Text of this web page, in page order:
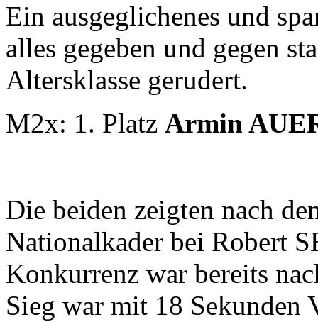
Ein ausgeglichenes und
alles gegeben und gegen
Altersklasse gerudert.
M2x: 1. Platz Armin
Die beiden zeigten nach
Nationalkader bei Robert
Konkurrenz war bereits
Sieg war mit 18 Sekunden